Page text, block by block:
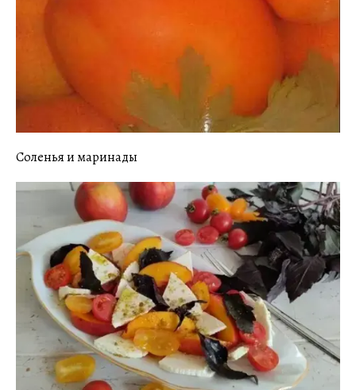
Соленья и маринады